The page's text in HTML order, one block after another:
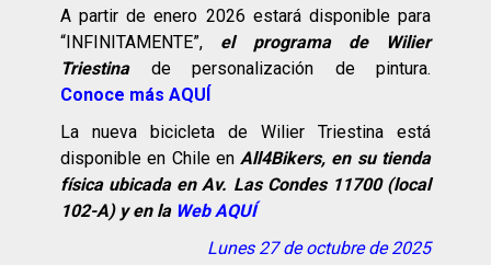
A partir de enero 2026 estará disponible para
“INFINITAMENTE”, el programa de Wilier
Triestinade personalización de pintura.
Conoce más AQUÍ
La nueva bicicleta de Wilier Triestina está
disponible en Chile en All4Bikers, en su tienda
física ubicada en Av. Las Condes 11700 (local
102-A) y en la Web AQUÍ
Lunes 27 de octubre de 2025